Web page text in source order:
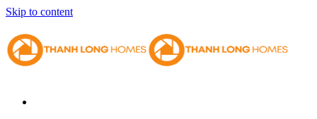
Skip to content